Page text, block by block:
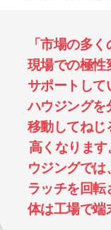
「市場の多
現場での極性
サポートして
ハウジングを
移動してねじ
高くなりま
ウジングで
ラッチを回
体は工場で端